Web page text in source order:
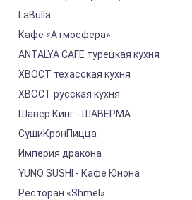
LaBulla
Кафе «Атмосфера»
ANTALYA CAFE турецкая кухня
ХВОСТ техасская кухня
ХВОСТ русская кухня
Шавер Кинг - ШАВЕРМА
СушиКронПицца
Империя дракона
YUNO SUSHI - Кафе Юнона
Ресторан «Shmel»